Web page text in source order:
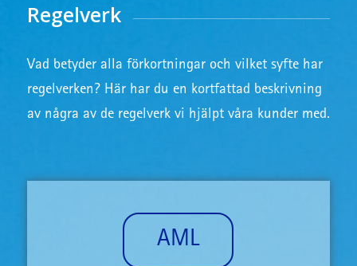
Regelverk
Vad betyder alla förkortningar och vilket syfte har
regelverken? Här har du en kortfattad beskrivning
av några av de regelverk vi hjälpt våra kunder med.
AML